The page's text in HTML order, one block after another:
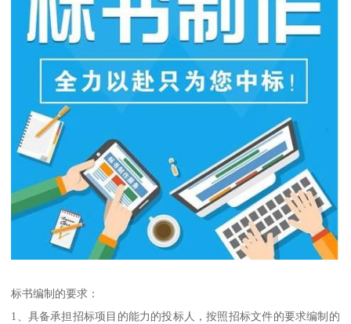
标书编制的要求：
1、具备承担招标项目的能力的投标人，按照招标文件的要求编制的